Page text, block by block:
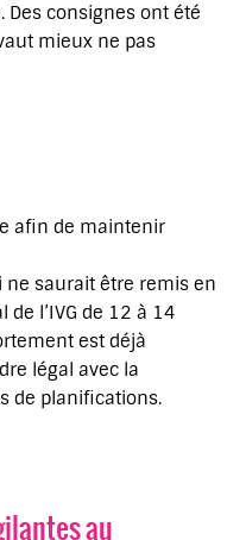
consignes ont été
mieux ne pas
afin de maintenir
saurait être remis en
l’IVG de 12 à 14
est déjà
légal avec la
de planifications.
au